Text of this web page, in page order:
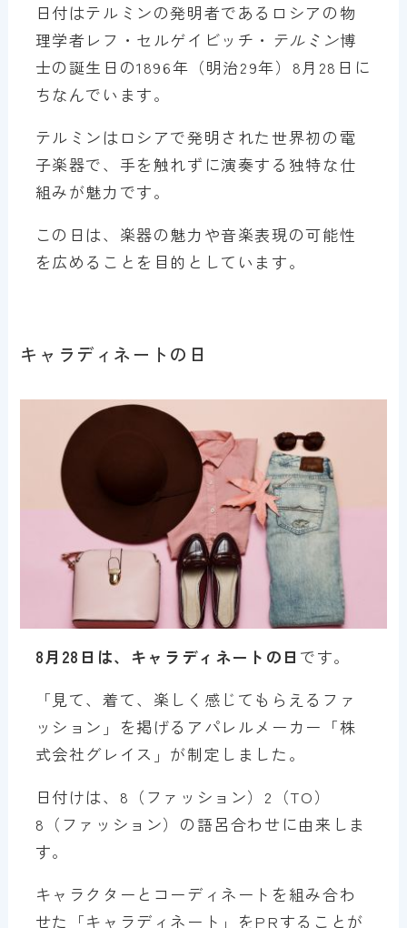
日付はテルミンの発明者であるロシアの物
理学者レフ・セルゲイビッチ・ テルミン博
士の誕生日の1896年（明治29年）8月28日に
ちなんでいます。
テルミンはロシアで発明された世界初の電
子楽器で、手を触れずに演奏する独特な仕
組みが魅力です。
この日は、楽器の魅力や音楽表現の可能性
を広めることを目的としています。
キャラディネートの日
8月28日は、キャラディネートの日 です。
「見て、着て、楽しく感じてもらえるファ
ッション」を掲げるアパレルメーカー「株
式会社グレイス」が制定しました。
日付けは、8（ファッション）2（TO）
8（ファッション）の語呂合わせに由来しま
す。
キャラクターとコーディネートを組み合わ
せた「キャラディネート」をPRすることが